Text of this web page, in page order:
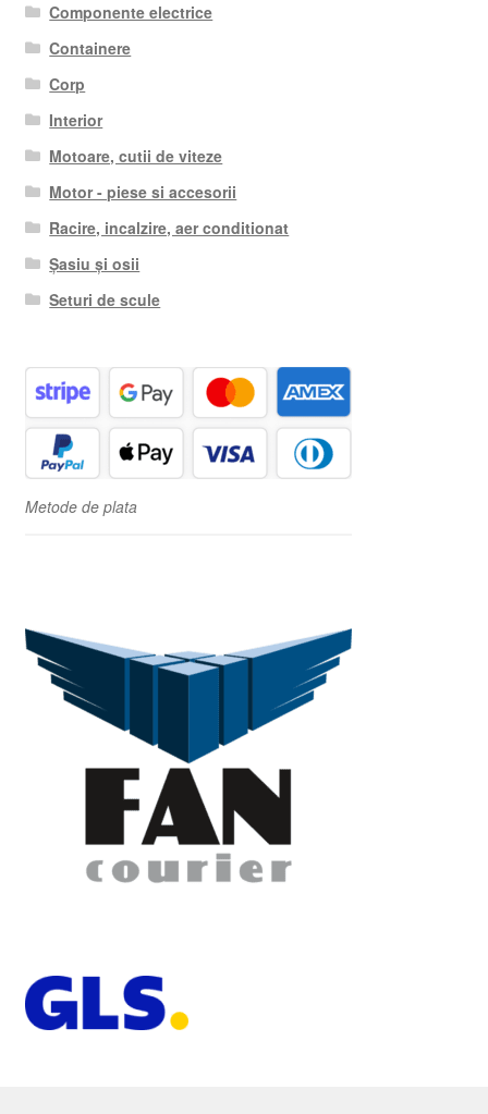
Componente electrice
Containere
Corp
Interior
Motoare, cutii de viteze
Motor - piese si accesorii
Racire, incalzire, aer conditionat
Șasiu și osii
Seturi de scule
Metode de plata